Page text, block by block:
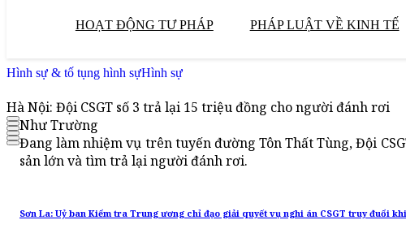
HOẠT ĐỘNG TƯ PHÁP PHÁP LUẬT VỀ KINH TẾ
Hình sự & tố tụng hình sựHình sự
Hà Nội: Đội CSGT số 3 trả lại 15 triệu đồng cho người đánh rơi
Như Trường
Đang làm nhiệm vụ trên tuyến đường Tôn Thất Tùng, Đội
sản lớn và tìm trả lại người đánh rơi.
Sơn La: Uỷ ban Kiểm tra Trung ương chỉ đạo giải quyết vụ nghi án CSGT truy đuổi